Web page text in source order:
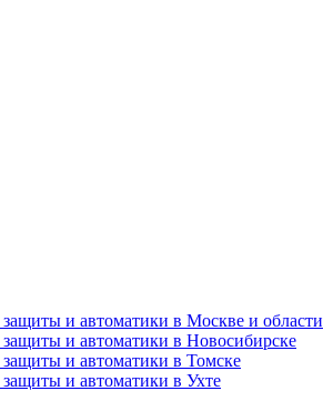
и автоматики в Москве и области
и автоматики в Новосибирске
и автоматики в Томске
и автоматики в Ухте